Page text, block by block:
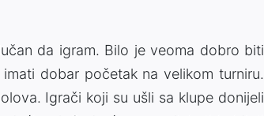
da igram. Bilo je veoma dobro biti
dobar početak na velikom turniru.
Igrači koji su ušli sa klupe donijeli